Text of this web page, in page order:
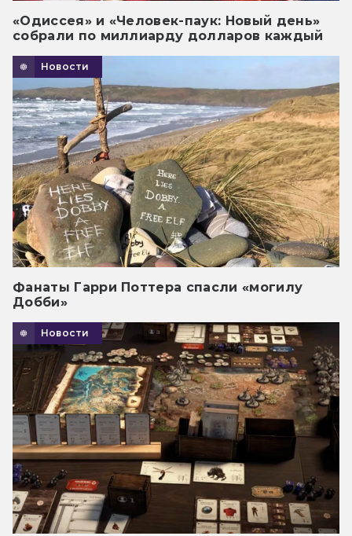
«Одиссея» и «Человек-паук: Новый день»
собрали по миллиарду долларов каждый
Новости
Фанаты Гарри Поттера спасли «могилу
Добби»
Новости